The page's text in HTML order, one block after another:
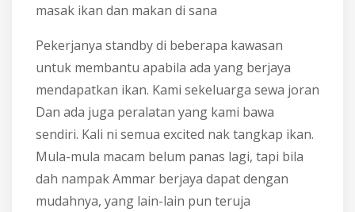
masak ikan dan makan di sana
Pekerjanya standby di beberapa kawasan
untuk membantu apabila ada yang berjaya
mendapatkan ikan. Kami sekeluarga sewa joran
Dan ada juga peralatan yang kami bawa
sendiri. Kali ni semua excited nak tangkap ikan.
Mula-mula macam belum panas lagi, tapi bila
dah nampak Ammar berjaya dapat dengan
mudahnya, yang lain-lain pun teruja